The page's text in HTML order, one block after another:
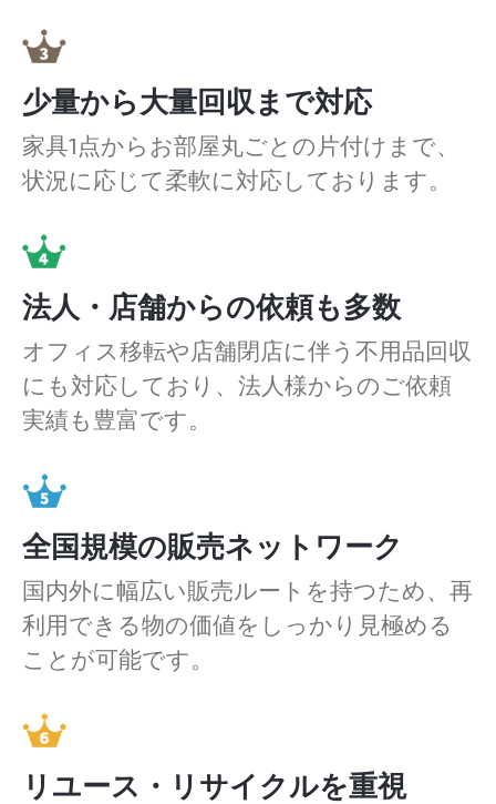
少量から大量回収まで対応
家具1点からお部屋丸ごとの片付けまで、
状況に応じて柔軟に対応しております。
法人・店舗からの依頼も多数
オフィス移転や店舗閉店に伴う不用品回収
にも対応しており、法人様からのご依頼
実績も豊富です。
全国規模の販売ネットワーク
国内外に幅広い販売ルートを持つため、再
利用できる物の価値をしっかり見極める
ことが可能です。
リユース・リサイクルを重視